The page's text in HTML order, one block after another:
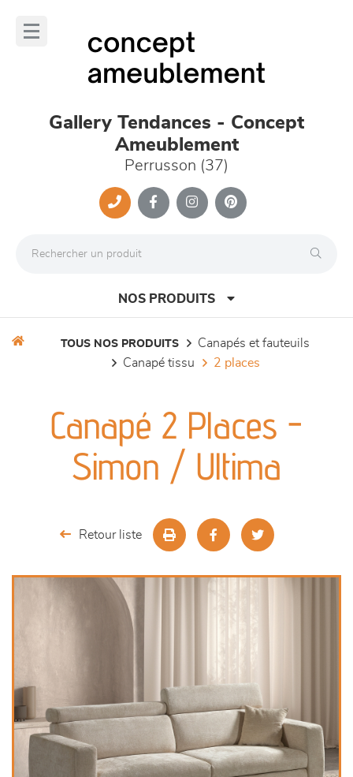
Gallery Tendances - Concept
Ameublement
Perrusson (37)
NOS PRODUITS
séjours
meubles de complément
TOUS NOS PRODUITS
canapés et fauteuils
canapé tissu
2 places
Canapé 2 Places -
Simon / Ultima
Retour liste